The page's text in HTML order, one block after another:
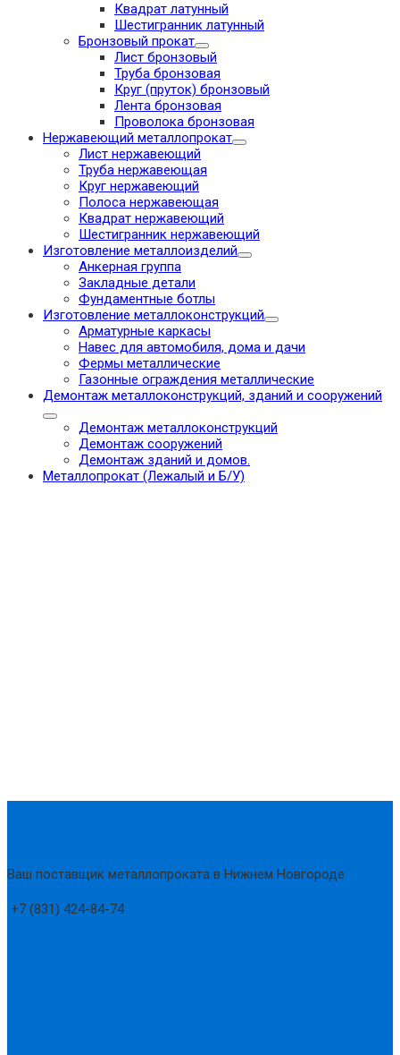
Квадрат латунный
Шестигранник латунный
Бронзовый прокат
Лист бронзовый
Труба бронзовая
Круг (пруток) бронзовый
Лента бронзовая
Проволока бронзовая
Нержавеющий металлопрокат
Лист нержавеющий
Труба нержавеющая
Круг нержавеющий
Полоса нержавеющая
Квадрат нержавеющий
Шестигранник нержавеющий
Изготовление металлоизделий
Анкерная группа
Закладные детали
Фундаментные ботлы
Изготовление металлоконструкций
Арматурные каркасы
Навес для автомобиля, дома и дачи
Фермы металлические
Газонные ограждения металлические
Демонтаж металлоконструкций, зданий и сооружений
Демонтаж металлоконструкций
Демонтаж сооружений
Демонтаж зданий и домов.
Металлопрокат (Лежалый и Б/У)
Ваш поставщик металлопроката в Нижнем Новгороде
+7 (831) 424-84-74